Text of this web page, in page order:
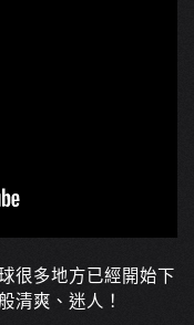
很多地方已經開始下
清爽、迷人！